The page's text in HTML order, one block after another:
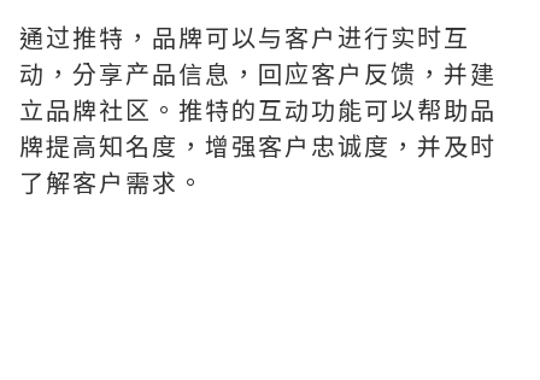
通过推特，品牌可以与客户进行实时互
动，分享产品信息，回应客户反馈，并建
立品牌社区。推特的互动功能可以帮助品
牌提高知名度，增强客户忠诚度，并及时
了解客户需求。